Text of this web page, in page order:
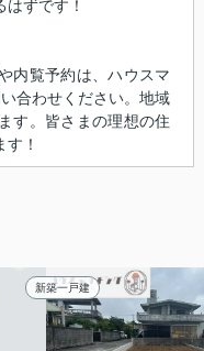
ずです！
内覧予約は、ハウスマ
合わせください。地域
す。皆さまの理想の住
！
新築一戸建